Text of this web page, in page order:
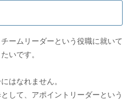
ームリーダーという役職に就いて
いです。
はなれません。
して、アポイントリーダーという